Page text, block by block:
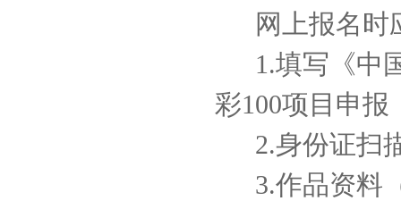
网上报名时
1.填写《中
彩100项目申
2.身份证扫
3.作品资料